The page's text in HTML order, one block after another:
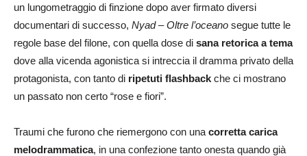
un lungometraggio di finzione dopo aver firmato diversi
documentari di successo, Nyad – Oltre l’oceano segue tutte le
regole base del filone, con quella dose di sana retorica a tema
dove alla vicenda agonistica si intreccia il dramma privato della
protagonista, con tanto di ripetuti flashback che ci mostrano
un passato non certo “rose e fiori”.
Traumi che furono che riemergono con una corretta carica
melodrammatica, in una confezione tanto onesta quando già